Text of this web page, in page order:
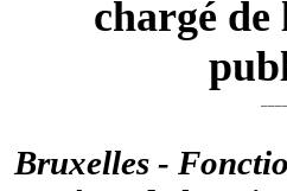
chargé
Bruxelles -